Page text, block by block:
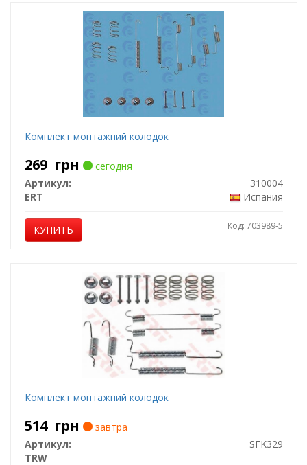
Комплект монтажний колодок
269 грн
сегодня
Артикул:
310004
ERT
Испания
КУПИТЬ Код: 703989-5
Комплект монтажний колодок
514 грн
завтра
Артикул:
SFK329
TRW